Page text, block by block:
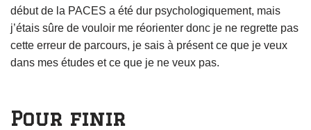
début de la PACES a été dur psychologiquement, mais
j’étais sûre de vouloir me réorienter donc je ne regrette pas
cette erreur de parcours, je sais à présent ce que je veux
dans mes études et ce que je ne veux pas.
Pour finir